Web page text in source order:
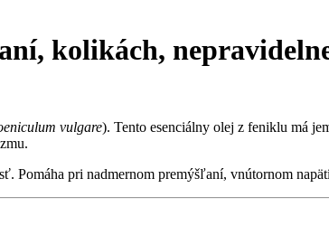
, kolikách,
vulgare). Tento esenciálny olej z feniklu má
pri nadmernom premýšľaní, vnútornom